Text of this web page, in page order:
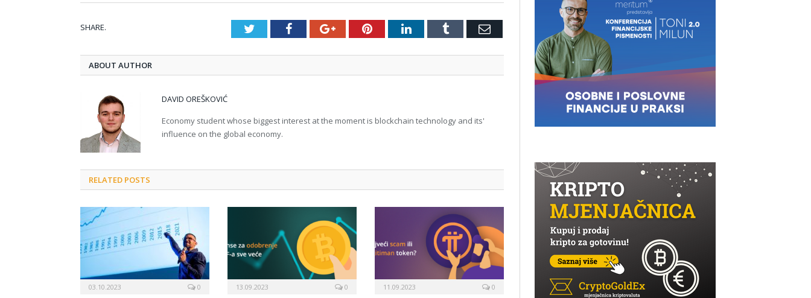
SHARE. TwitterFacebookGoogle+PinterestLinkedInTumblr Email
ABOUT AUTHOR
DAVID OREŠKOVIĆ
Economy student whose biggest interest at the moment is blockchain technology and its'
influence on the global economy.
RELATED POSTS
03.10.2023 0 13.09.2023 0 11.09.2023 0